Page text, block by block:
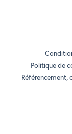
Politique de
Référencement,